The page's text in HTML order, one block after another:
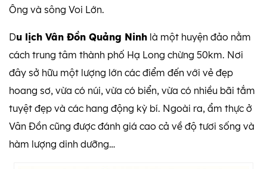
Ông và sông Voi Lớn.
Du lịch Vân Đồn Quảng Ninh là một huyện đảo nằm
cách trung tâm thành phố Hạ Long chừng 50km. Nơi
đây sở hữu một lượng lớn các điểm đến với vẻ đẹp
hoang sơ, vừa có núi, vừa có biển, vừa có nhiều bãi tắm
tuyệt đẹp và các hang động kỳ bí. Ngoài ra, ẩm thực ở
Vân Đồn cũng được đánh giá cao cả về độ tươi sống và
hàm lượng dinh dưỡng…